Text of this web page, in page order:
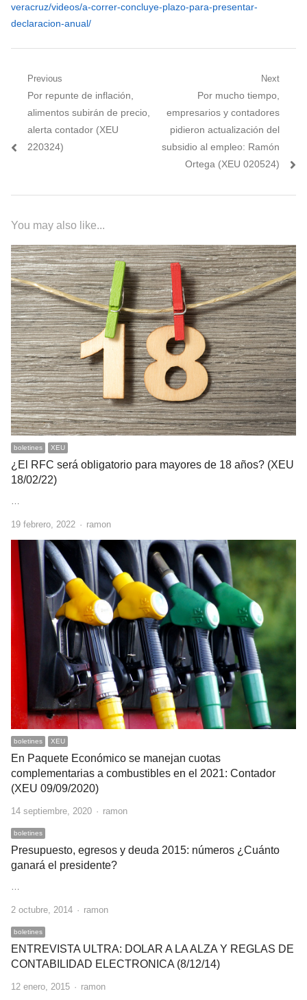
veracruz/videos/a-correr-concluye-plazo-para-presentar-
declaracion-anual/
Navegación
entradas
Previous
Previous
post:
Por repunte de inflación,
alimentos subirán de precio,
alerta contador (XEU
220324)
Next
Next
post:
Por mucho tiempo,
empresarios y contadores
pidieron actualización del
subsidio al empleo: Ramón
Ortega (XEU 020524)
You may also like...
boletines XEU
¿El RFC será obligatorio para mayores de 18 años? (XEU
18/02/22)
19 febrero, 2022 Author
ramon
boletines XEU
En Paquete Económico se manejan cuotas
complementarias a combustibles en el 2021: Contador
(XEU 09/09/2020)
14 septiembre, 2020 Author
ramon
boletines
Presupuesto, egresos y deuda 2015: números ¿Cuánto
ganará el presidente?
…
2 octubre, 2014 Author
ramon
boletines
ENTREVISTA ULTRA: DOLAR A LA ALZA Y REGLAS DE
CONTABILIDAD ELECTRONICA (8/12/14)
12 enero, 2015 Author
ramon